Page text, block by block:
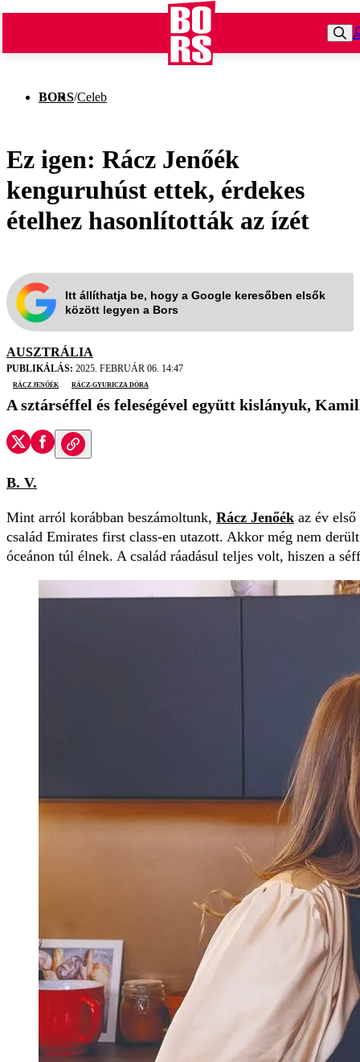
BORS/Celeb
Ez igen: Rácz Jenőék
kenguruhúst ettek, érdekes
ételhez hasonlították az ízét
Itt állíthatja be, hogy a Google keresőben elsők
között legyen a Bors
AUSZTRÁLIA
PUBLIKÁLÁS: 2025. FEBRUÁR 06. 14:47
Rácz Jenőék
Rácz-Gyuricza Dóra
A sztárséffel és feleségével együtt kislányuk,
B. V.
Mint arról korábban beszámoltunk, Rácz Jenőék az év
család Emirates first class-en utazott. Akkor még nem
óceánon túl élnek. A család ráadásul teljes volt, hiszen a